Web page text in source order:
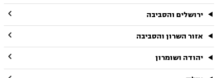
ירושלים והסביבה 
אזור השרון והסביבה 
יהודה ושומרון 